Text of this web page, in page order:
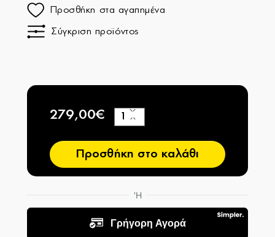
Προσθήκη στα αγαπημένα
Σύγκριση προϊόντος
279,00€
−
+
Προσθήκη στο καλάθι